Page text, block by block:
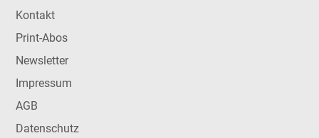
Kontakt
Print-Abos
Newsletter
Impressum
AGB
Datenschutz